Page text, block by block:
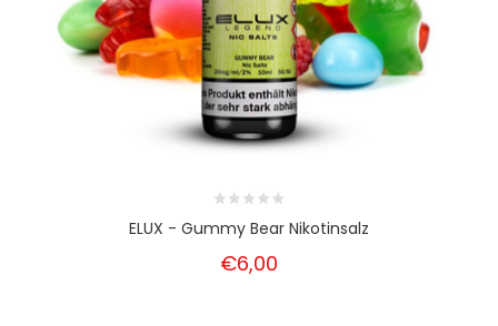
ELUX - Gummy Bear Nikotinsalz
€6,00